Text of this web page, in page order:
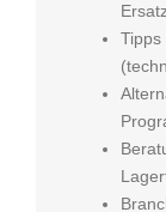
Tipps